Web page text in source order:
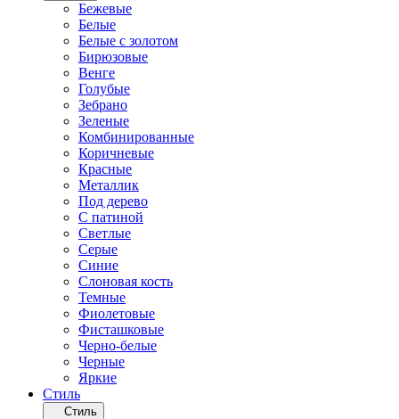
Бежевые
Белые
Белые с золотом
Бирюзовые
Венге
Голубые
Зебрано
Зеленые
Комбинированные
Коричневые
Красные
Металлик
Под дерево
С патиной
Светлые
Серые
Синие
Слоновая кость
Темные
Фиолетовые
Фисташковые
Черно-белые
Черные
Яркие
Стиль
Стиль